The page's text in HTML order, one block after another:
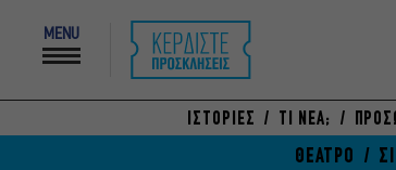
MENU
ΙΣΤΟΡΙΕΣ ΤΙ ΝΕΑ;
ΘΕΑΤΡΟ